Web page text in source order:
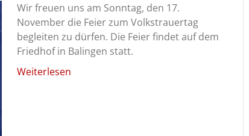
Wir freuen uns am Sonntag, den 17.
November die Feier zum Volkstrauertag
begleiten zu dürfen. Die Feier findet auf dem
Friedhof in Balingen statt.
Weiterlesen